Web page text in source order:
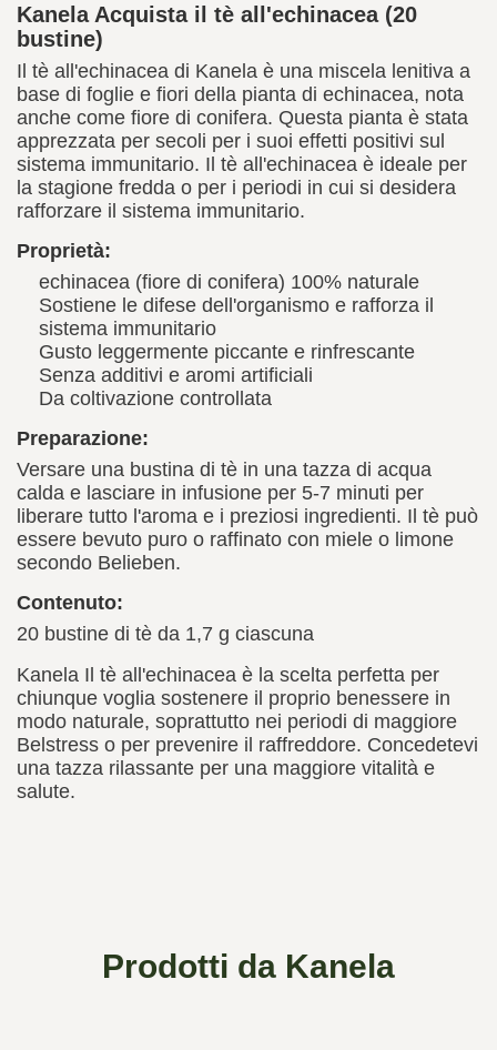
Kanela Acquista il tè all'echinacea (20
bustine)
Il tè all'echinacea di Kanela è una miscela lenitiva a
base di foglie e fiori della pianta di echinacea, nota
anche come fiore di conifera. Questa pianta è stata
apprezzata per secoli per i suoi effetti positivi sul
sistema immunitario. Il tè all'echinacea è ideale per
la stagione fredda o per i periodi in cui si desidera
rafforzare il sistema immunitario.
Proprietà:
echinacea (fiore di conifera) 100% naturale
Sostiene le difese dell'organismo e rafforza il
sistema immunitario
Gusto leggermente piccante e rinfrescante
Senza additivi e aromi artificiali
Da coltivazione controllata
Preparazione:
Versare una bustina di tè in una tazza di acqua
calda e lasciare in infusione per 5-7 minuti per
liberare tutto l'aroma e i preziosi ingredienti. Il tè può
essere bevuto puro o raffinato con miele o limone
secondo Belieben.
Contenuto:
20 bustine di tè da 1,7 g ciascuna
Kanela Il tè all'echinacea è la scelta perfetta per
chiunque voglia sostenere il proprio benessere in
modo naturale, soprattutto nei periodi di maggiore
Belstress o per prevenire il raffreddore. Concedetevi
una tazza rilassante per una maggiore vitalità e
salute.
Prodotti da Kanela